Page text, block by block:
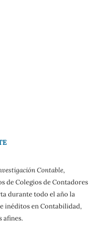
Contable,
de Colegios de Contadores
durante todo el año la
inéditos en Contabilidad,
afines.